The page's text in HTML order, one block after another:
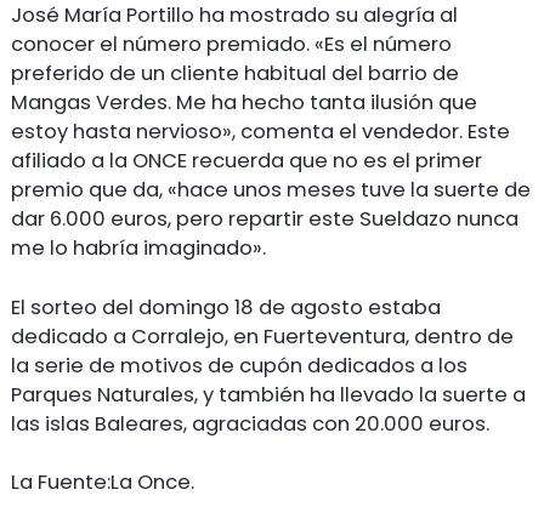
José María Portillo ha mostrado su alegría al
conocer el número premiado. «Es el número
preferido de un cliente habitual del barrio de
Mangas Verdes. Me ha hecho tanta ilusión que
estoy hasta nervioso», comenta el vendedor. Este
afiliado a la ONCE recuerda que no es el primer
premio que da, «hace unos meses tuve la suerte de
dar 6.000 euros, pero repartir este Sueldazo nunca
me lo habría imaginado».
El sorteo del domingo 18 de agosto estaba
dedicado a Corralejo, en Fuerteventura, dentro de
la serie de motivos de cupón dedicados a los
Parques Naturales, y también ha llevado la suerte a
las islas Baleares, agraciadas con 20.000 euros.
La Fuente:La Once.